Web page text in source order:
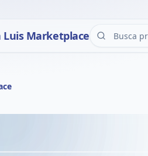
Luis Marketplace